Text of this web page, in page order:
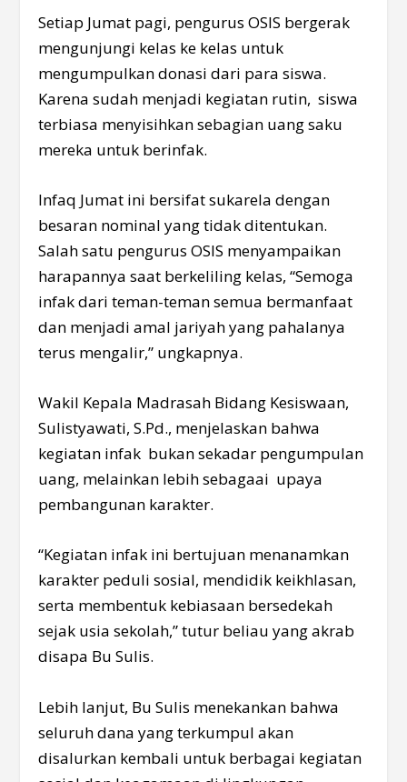
Setiap Jumat pagi, pengurus OSIS bergerak
mengunjungi kelas ke kelas untuk
mengumpulkan donasi dari para siswa.
Karena sudah menjadi kegiatan rutin, siswa
terbiasa menyisihkan sebagian uang saku
mereka untuk berinfak.
Infaq Jumat ini bersifat sukarela dengan
besaran nominal yang tidak ditentukan.
Salah satu pengurus OSIS menyampaikan
harapannya saat berkeliling kelas, “Semoga
infak dari teman-teman semua bermanfaat
dan menjadi amal jariyah yang pahalanya
terus mengalir,” ungkapnya.
Wakil Kepala Madrasah Bidang Kesiswaan,
Sulistyawati, S.Pd., menjelaskan bahwa
kegiatan infak bukan sekadar pengumpulan
uang, melainkan lebih sebagaai upaya
pembangunan karakter.
“Kegiatan infak ini bertujuan menanamkan
karakter peduli sosial, mendidik keikhlasan,
serta membentuk kebiasaan bersedekah
sejak usia sekolah,” tutur beliau yang akrab
disapa Bu Sulis.
Lebih lanjut, Bu Sulis menekankan bahwa
seluruh dana yang terkumpul akan
disalurkan kembali untuk berbagai kegiatan